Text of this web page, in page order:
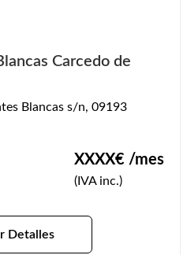
Carcedo de
Blancas s/n, 09193
XXXX€ /mes
(IVA inc.)
Detalles